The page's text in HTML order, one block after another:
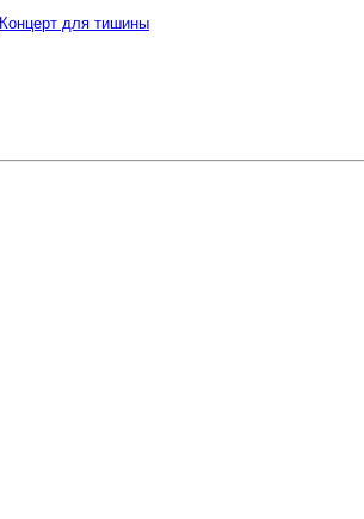
Концерт для тишины